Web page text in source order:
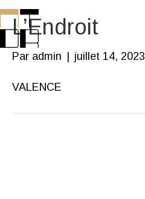
L’Endroit
Par admin juillet 14, 2023
VALENCE